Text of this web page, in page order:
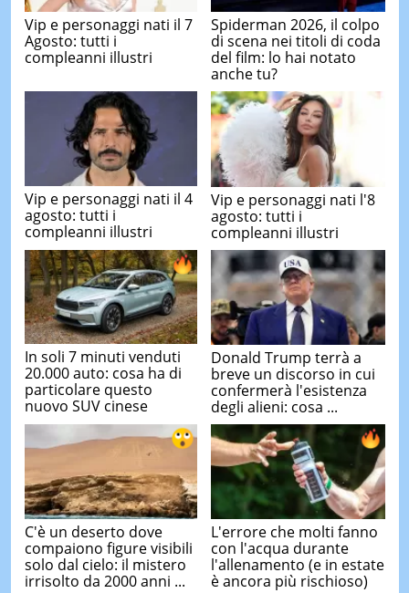
Vip e personaggi nati il 7
Agosto: tutti i
compleanni illustri
Spiderman 2026, il colpo
di scena nei titoli di coda
del film: lo hai notato
anche tu?
Vip e personaggi nati il 4
agosto: tutti i
compleanni illustri
Vip e personaggi nati l'8
agosto: tutti i
compleanni illustri
In soli 7 minuti venduti
20.000 auto: cosa ha di
particolare questo
nuovo SUV cinese
Donald Trump terrà a
breve un discorso in cui
confermerà l'esistenza
degli alieni: cosa ...
C'è un deserto dove
compaiono figure visibili
solo dal cielo: il mistero
irrisolto da 2000 anni ...
L'errore che molti fanno
con l'acqua durante
l'allenamento (e in estate
è ancora più rischioso)